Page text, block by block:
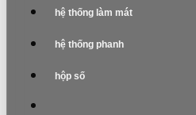
hệ thống làm mát
hệ thống phanh
hộp số